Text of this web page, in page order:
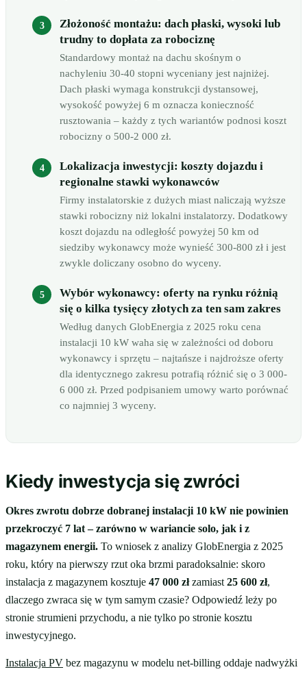
Złożoność montażu: dach płaski, wysoki lub
trudny to dopłata za robociznę
Standardowy montaż na dachu skośnym o
nachyleniu 30-40 stopni wyceniany jest najniżej.
Dach płaski wymaga konstrukcji dystansowej,
wysokość powyżej 6 m oznacza konieczność
rusztowania – każdy z tych wariantów podnosi koszt
robocizny o 500-2 000 zł.
Lokalizacja inwestycji: koszty dojazdu i
regionalne stawki wykonawców
Firmy instalatorskie z dużych miast naliczają wyższe
stawki robocizny niż lokalni instalatorzy. Dodatkowy
koszt dojazdu na odległość powyżej 50 km od
siedziby wykonawcy może wynieść 300-800 zł i jest
zwykle doliczany osobno do wyceny.
Wybór wykonawcy: oferty na rynku różnią
się o kilka tysięcy złotych za ten sam zakres
Według danych GlobEnergia z 2025 roku cena
instalacji 10 kW waha się w zależności od doboru
wykonawcy i sprzętu – najtańsze i najdroższe oferty
dla identycznego zakresu potrafią różnić się o 3 000-
6 000 zł. Przed podpisaniem umowy warto porównać
co najmniej 3 wyceny.
Kiedy inwestycja się zwróci
Okres zwrotu dobrze dobranej instalacji 10 kW nie powinien
przekroczyć 7 lat – zarówno w wariancie solo, jak i z
magazynem energii. To wniosek z analizy GlobEnergia z 2025
roku, który na pierwszy rzut oka brzmi paradoksalnie: skoro
instalacja z magazynem kosztuje 47 000 złzamiast 25 600 zł,
dlaczego zwraca się w tym samym czasie? Odpowiedź leży po
stronie strumieni przychodu, a nie tylko po stronie kosztu
inwestycyjnego.
Instalacja PV bez magazynu w modelu net-billing oddaje nadwyżki